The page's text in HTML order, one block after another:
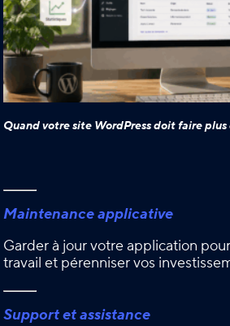
Quand votre site WordPress doit faire
Maintenance applicative
Garder à jour votre application
travail et pérenniser vos
Support et assistance